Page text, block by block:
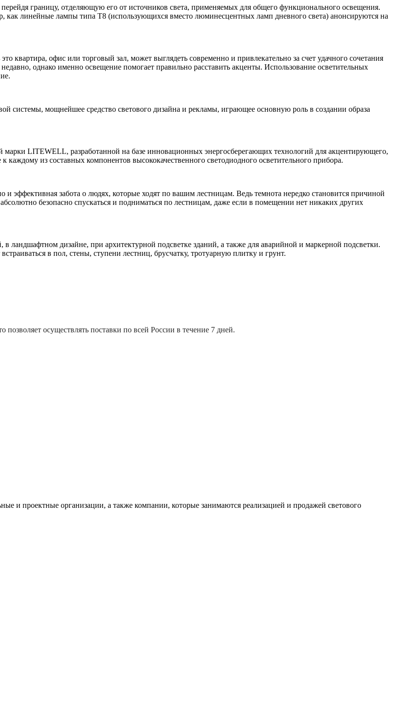
границу, отделяющую его от источников света, применяемых для общего функционального освещения.
как линейные лампы типа T8 (использующихся вместо люминесцентных ламп дневного света) анонсируются на
квартира, офис или торговый зал, может выглядеть современно и привлекательно за счет удачного сочетания
однако именно освещение помогает правильно расставить акценты. Использование осветительных
системы, мощнейшее средство светового дизайна и рекламы, играющее основную роль в создании образа
LITEWELL, разработанной на базе инновационных энергосберегающих технологий для акцентирующего,
из составных компонентов высококачественного светодиодного осветительного прибора.
эффективная забота о людях, которые ходят по вашим лестницам. Ведь темнота нередко становится причиной
безопасно спускаться и подниматься по лестницам, даже если в помещении нет никаких других
ландшафтном дизайне, при архитектурной подсветке зданий, а также для аварийной и маркерной подсветки.
в пол, стены, ступени лестниц, брусчатку, тротуарную плитку и грунт.
осуществлять поставки по всей России в течение 7 дней.
и проектные организации, а также компании, которые занимаются реализацией и продажей светового